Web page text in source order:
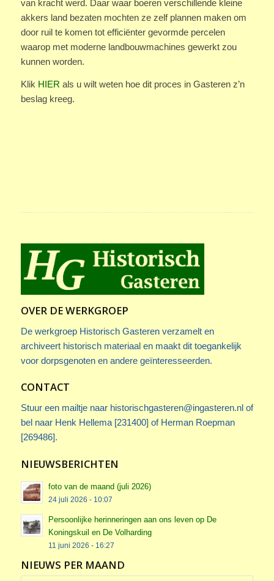
van kracht werd. Daar waar boeren verschillende kleine
akkers land bezaten mochten ze zelf plannen maken om
door ruil te komen tot efficiënter gevormde percelen
waarop met moderne landbouwmachines gewerkt zou
kunnen worden.
Klik HIER als u wilt weten hoe dit proces in Gasteren z’n
beslag kreeg.
OVER DE WERKGROEP
De werkgroep Historisch Gasteren verzamelt en
archiveert historisch materiaal en maakt dit toegankelijk
voor dorpsgenoten en andere geïnteresseerden.
CONTACT
Stuur een mailtje naar historischgasteren@ingasteren.nlof
bel naar Henk Hellema [231400] of Herman Roepman
[269486].
NIEUWSBERICHTEN
foto van de maand (juli 2026)
24 juli 2026 - 10:07
Persoonlijke herinneringen aan ons leven op De
Koningskuil en De Volharding
11 juni 2026 - 16:27
NIEUWS PER MAAND